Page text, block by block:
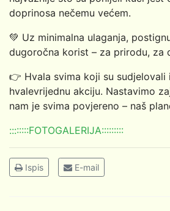
doprinosa nečemu većem.
💚 Uz minimalna ulaganja,
dugoročna korist – za prirodu, za
👉 Hvala svima koji su sudjelovali
hvalevrijednu akciju. Nastavimo
nam je svima povjereno – naš
::::::::FOTOGALERIJA:::::::::
Ispis E-mail